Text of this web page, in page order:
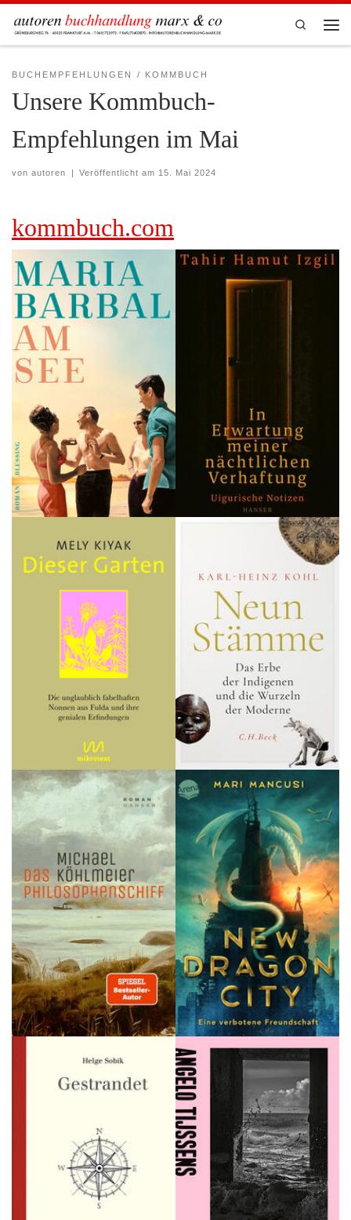
Zum Inhalt springen
Search
BUCHEMPFEHLUNGEN KOMMBUCH
Unsere Kommbuch-
Empfehlungen im Mai
von autoren | Veröffentlicht am 15. Mai 2024
kommbuch.com